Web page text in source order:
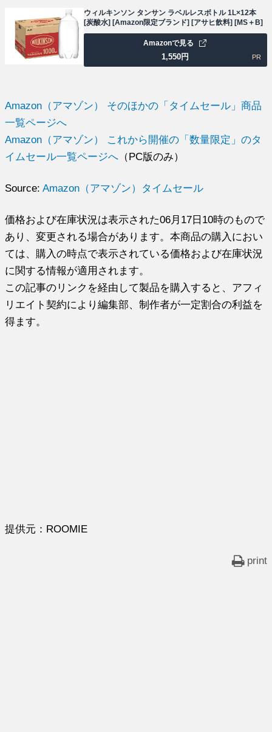
ウィルキンソン タンサン ラベルレスボトル 1L×12本
[炭酸水] [Amazon限定ブランド] [アサヒ飲料] [MS＋B]
1,550円
Amazonで見る
PR
Amazon（アマゾン） そのほかの「タイムセール」商品
一覧ページへ
Amazon（アマゾン） これから開催の「数量限定」のタ
イムセール一覧ページへ （PC版のみ）
Source:Amazon（アマゾン）タイムセール
価格および在庫状況は表示された06月17日10時のもので
あり、変更される場合があります。本商品の購入におい
ては、購入の時点で表示されている価格および在庫状況
に関する情報が適用されます。
この記事のリンクを経由して製品を購入すると、アフィ
リエイト契約により編集部、制作者が一定割合の利益を
得ます。
提供元：ROOMIE
print